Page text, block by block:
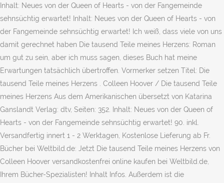
Inhalt: Neues von der Queen of Hearts - von der Fangemeinde
sehnsüchtig erwartet! Inhalt: Neues von der Queen of Hearts - von
der Fangemeinde sehnsüchtig erwartet! Ich weiß, dass viele von uns
damit gerechnet haben Die tausend Teile meines Herzens: Roman
um gut zu sein, aber ich muss sagen, dieses Buch hat meine
Erwartungen tatsächlich übertroffen. Vormerker setzen Titel: Die
tausend Teile meines Herzens . Colleen Hoover / Die tausend Teile
meines Herzens Aus dem Amerikanischen übersetzt von Katarina
Ganslandt Verlag: dtv, Seiten: 352. Inhalt: Neues von der Queen of
Hearts - von der Fangemeinde sehnsüchtig erwartet! 90. inkl.
Versandfertig innert 1 - 2 Werktagen, Kostenlose Lieferung ab Fr.
Bücher bei Weltbild.de: Jetzt Die tausend Teile meines Herzens von
Colleen Hoover versandkostenfrei online kaufen bei Weltbild.de,
Ihrem Bücher-Spezialisten! Inhalt Infos. Außerdem ist die